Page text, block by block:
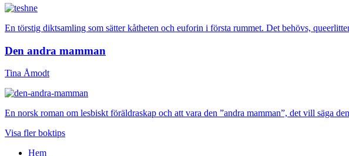
En törstig diktsamling som sätter kåtheten och euforin i första rummet. Det behövs,
Den andra mamman
Tina Åmodt
En norsk roman om lesbiskt föräldraskap och att vara den ”andra mamman”, det vill säga
Visa fler boktips
Hem